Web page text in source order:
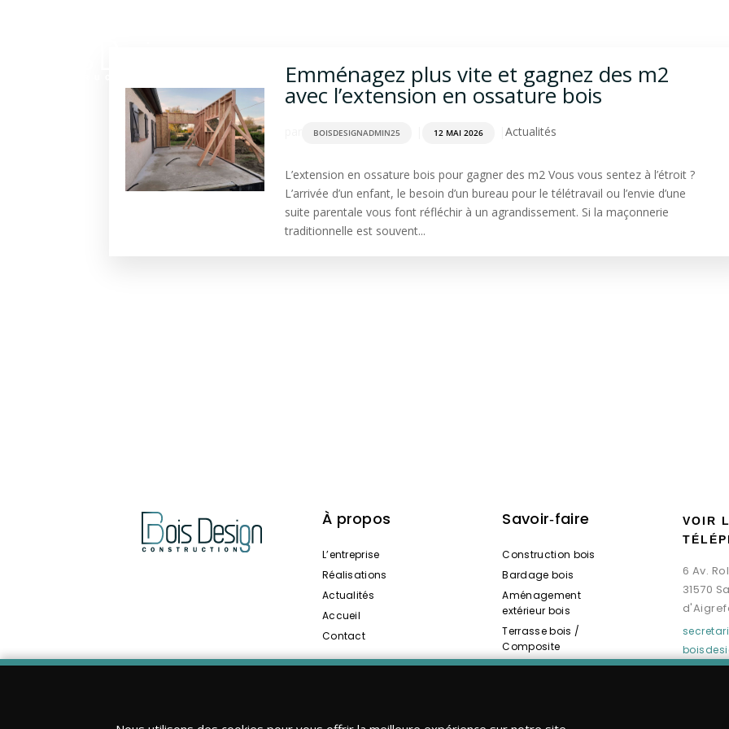
Emménagez plus vite et gagnez des m2
avec l’extension en ossature bois
BOISDESIGNADMIN25 12 MAI 2026 Actualités
L’extension en ossature bois pour gagner des m2 Vous vous sentez à l’étroit ?
L’arrivée d’un enfant, le besoin d’un bureau pour le télétravail ou l’envie d’une
suite parentale vous font réfléchir à un agrandissement. Si la maçonnerie
traditionnelle est souvent...
À propos
L’entreprise
Réalisations
Actualités
Accueil
Contact
Savoir‑faire
Construction bois
Bardage bois
Aménagement
extérieur bois
Terrasse bois /
Composite
Spas / Saunas bois
VOIR
6 Av.
31570